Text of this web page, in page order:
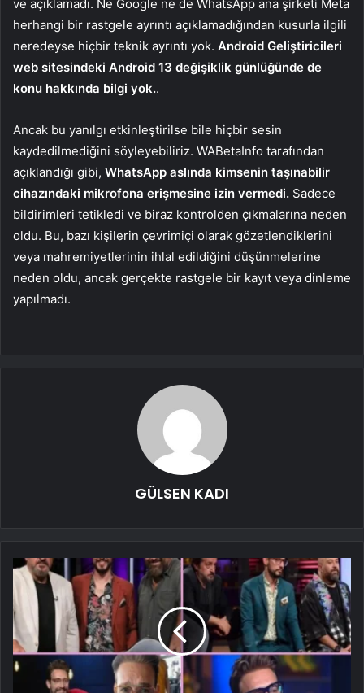
ve açıklamadı. Ne Google ne de WhatsApp ana şirketi Meta
herhangi bir rastgele ayrıntı açıklamadığından kusurla ilgili
neredeyse hiçbir teknik ayrıntı yok. Android Geliştiricileri
web sitesindeki Android 13 değişiklik günlüğünde de
konu hakkında bilgi yok..
Ancak bu yanılgı etkinleştirilse bile hiçbir sesin
kaydedilmediğini söyleyebiliriz. WABetaInfo tarafından
açıklandığı gibi, WhatsApp aslında kimsenin taşınabilir
cihazındaki mikrofona erişmesine izin vermedi. Sadece
bildirimleri tetikledi ve biraz kontrolden çıkmalarına neden
oldu. Bu, bazı kişilerin çevrimiçi olarak gözetlendiklerini
veya mahremiyetlerinin ihlal edildiğini düşünmelerine
neden oldu, ancak gerçekte rastgele bir kayıt veya dinleme
yapılmadı.
GÜLSEN KADI